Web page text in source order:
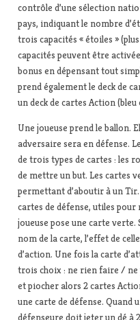
contrôle d’une sélection
pays, indiquant le nombre
trois capacités « étoiles »
capacités peuvent être
bonus en dépensant tout
prend également le deck de
un deck de cartes Action (bleu
Une joueuse prend le ballon.
adversaire sera en défense.
de trois types de cartes : les
de mettre un but. Les cartes
permettant d’aboutir à un
cartes de défense, utiles pour
joueuse pose une carte
nom de la carte, l’effet de
d’action. Une fois la carte
trois choix : ne rien faire / ne
et piocher alors 2 cartes
une carte de défense. Quand